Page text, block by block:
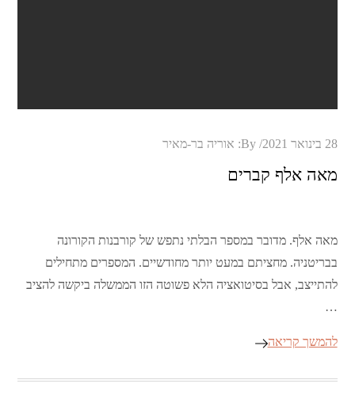
Posted
28 בינואר 2021 By: אוריה בר-מאיר
מאה אלף קברים
מאה אלף. מדובר במספר הבלתי נתפש של קורבנות הקורונה
בבריטניה. מחציתם במעט יותר מחודשיים. המספרים מתחילים
להתייצב, אבל בסיטואציה הלא פשוטה הזו הממשלה ביקשה להציב
…
להמשך קריאה